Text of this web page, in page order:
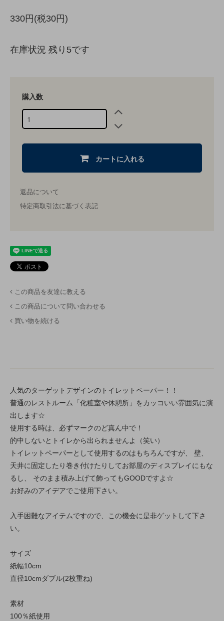
330円(税30円)
在庫状況 残り5です
購入数
カートに入れる
返品について
特定商取引法に基づく表記
この商品を友達に教える
この商品について問い合わせる
買い物を続ける
人気のターゲットデザインのトイレットペーパー！！
普通のレストルーム「化粧室や休憩所」をカッコいい雰囲気に演
出します☆
使用する時は、必ずマークのど真ん中で！
的中しないとトイレから出られませんよ（笑い）
トイレットペーパーとして使用するのはもちろんですが、 壁、
天井に固定したり巻き付けたりしてお部屋のディスプレイにもな
るし、 そのまま積み上げて飾ってもGOODですよ☆
お好みのアイデアでご使用下さい。
入手困難なアイテムですので、この機会に是非ゲットして下さ
い。
サイズ
紙幅10cm
直径10cmダブル(2枚重ね)
素材
100％紙使用